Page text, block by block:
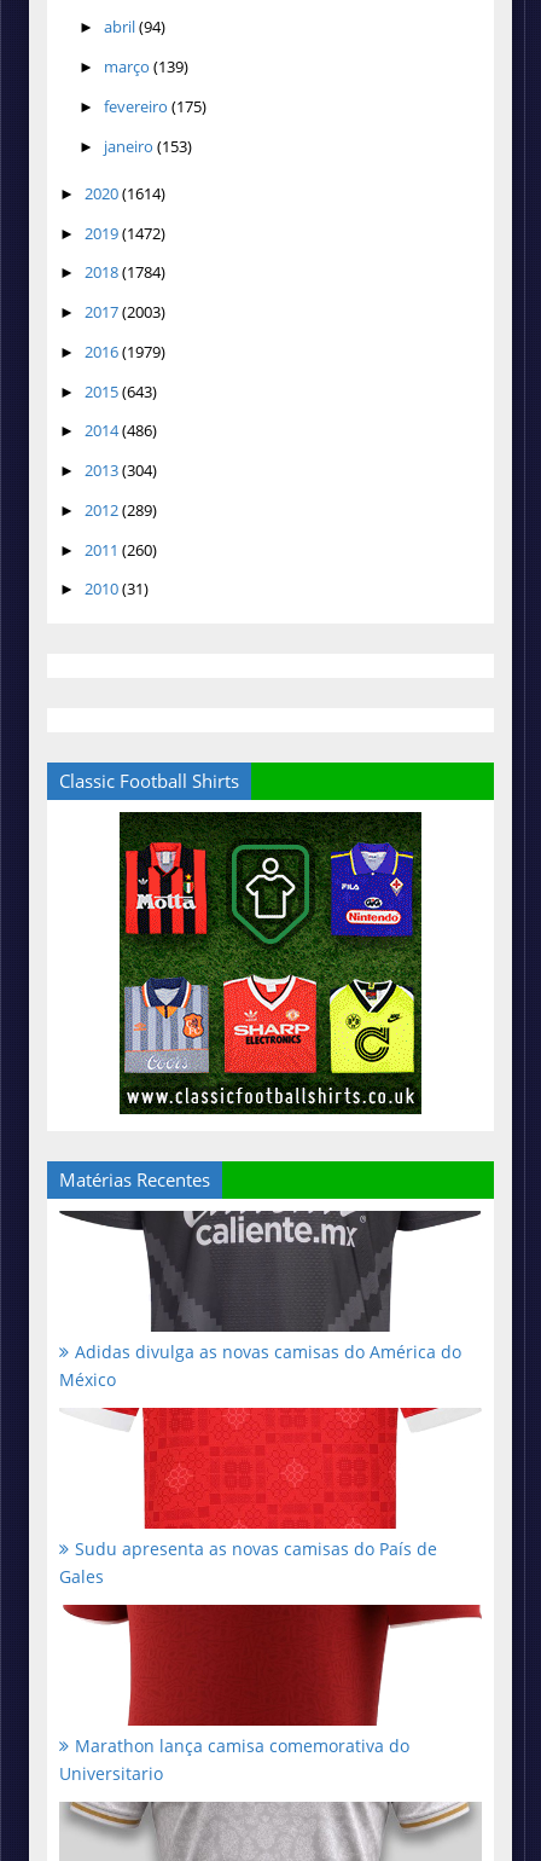
► abril(94)
► março (139)
► fevereiro (175)
► janeiro (153)
► 2020(1614)
► 2019(1472)
► 2018(1784)
► 2017(2003)
► 2016(1979)
► 2015(643)
► 2014(486)
► 2013(304)
► 2012(289)
► 2011 (260)
► 2010(31)
Classic Football Shirts
Matérias Recentes
Adidas divulga as novas camisas do América do
México
Sudu apresenta as novas camisas do País de
Gales
Marathon lança camisa comemorativa do
Universitario